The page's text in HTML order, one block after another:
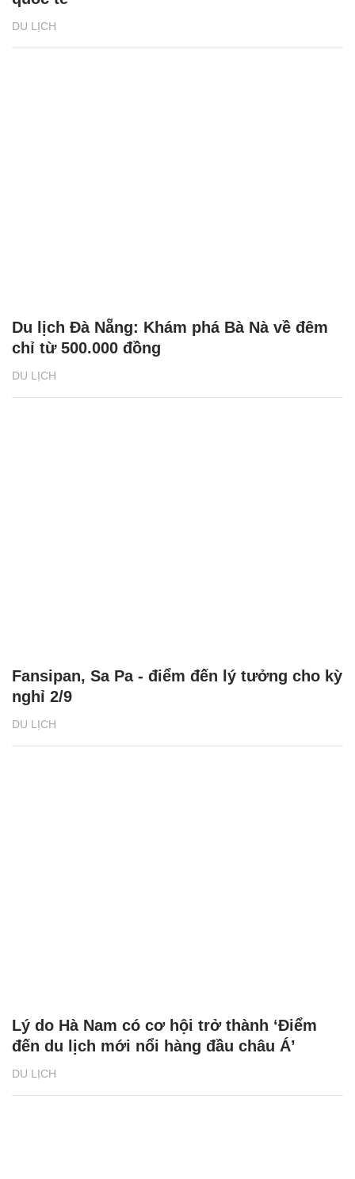
DU LỊCH
DU LỊCH
Du lịch Đà Nẵng: Khám phá Bà Nà về đêm
chỉ từ 500.000 đồng
DU LỊCH
Fansipan, Sa Pa - điểm đến lý tưởng cho kỳ
nghỉ 2/9
DU LỊCH
Lý do Hà Nam có cơ hội trở thành ‘Điểm
đến du lịch mới nổi hàng đầu châu Á’